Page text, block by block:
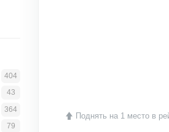
Поднять на 1 место в
404
43
364
79